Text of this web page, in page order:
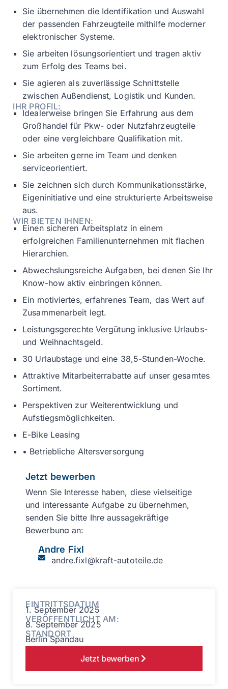
Sie übernehmen die Identifikation und Auswahl
der passenden Fahrzeugteile mithilfe moderner
elektronischer Systeme.
Sie arbeiten lösungsorientiert und tragen aktiv
zum Erfolg des Teams bei.
Sie agieren als zuverlässige Schnittstelle
zwischen Außendienst, Logistik und Kunden.
IHR PROFIL:
Idealerweise bringen Sie Erfahrung aus dem
Großhandel für Pkw- oder Nutzfahrzeugteile
oder eine vergleichbare Qualifikation mit.
Sie arbeiten gerne im Team und denken
serviceorientiert.
Sie zeichnen sich durch Kommunikationsstärke,
Eigeninitiative und eine strukturierte Arbeitsweise
aus.
WIR BIETEN IHNEN:
Einen sicheren Arbeitsplatz in einem
erfolgreichen Familienunternehmen mit flachen
Hierarchien.
Abwechslungsreiche Aufgaben, bei denen Sie Ihr
Know-how aktiv einbringen können.
Ein motiviertes, erfahrenes Team, das Wert auf
Zusammenarbeit legt.
Leistungsgerechte Vergütung inklusive Urlaubs-
und Weihnachtsgeld.
30 Urlaubstage und eine 38,5-Stunden-Woche.
Attraktive Mitarbeiterrabatte auf unser gesamtes
Sortiment.
Perspektiven zur Weiterentwicklung und
Aufstiegsmöglichkeiten.
E-Bike Leasing
• Betriebliche Altersversorgung
Jetzt bewerben
Wenn Sie Interesse haben, diese vielseitige
und interessante Aufgabe zu übernehmen,
senden Sie bitte Ihre aussagekräftige
Bewerbung an:
Andre Fixl
andre.fixl@kraft-autoteile.de
EINTRITTSDATUM
1. September 2025
VERÖFFENTLICHT AM:
8. September 2025
STANDORT
Berlin Spandau
Jetzt bewerben